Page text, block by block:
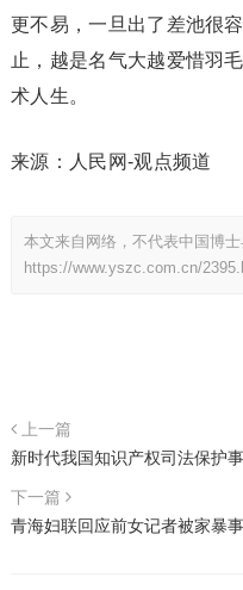
更不易，一旦出了差池很
止，越是名气大越爱惜羽
术人生。
来源：人民网-观点频道
本文来自网络，不代表中国博
https://www.yszc.com.cn/
上一篇
新时代我国知识产权司法保护
下一篇
青海妇联回应前女记者被家暴